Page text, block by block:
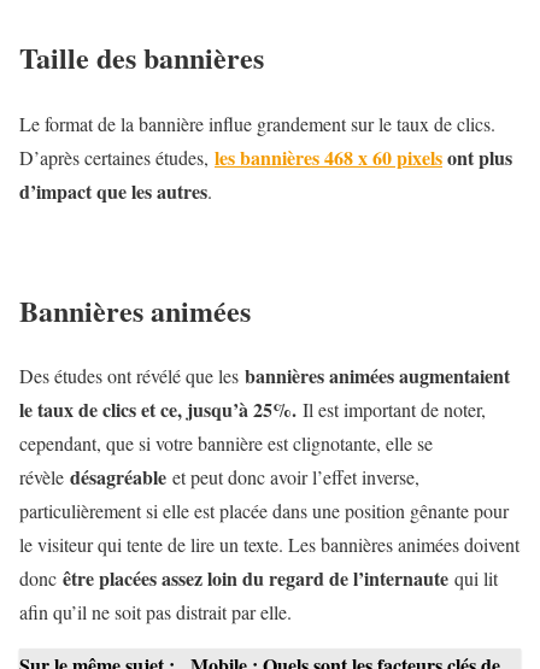
Taille des bannières
Le format de la bannière influe grandement sur le taux de clics.
D’après certaines études, les bannières 468 x 60 pixelsont plus
d’impact que les autres.
Bannières animées
Des études ont révélé que les bannières animées augmentaient
le taux de clics et ce, jusqu’à 25%. Il est important de noter,
cependant, que si votre bannière est clignotante, elle se
révèle désagréable et peut donc avoir l’effet inverse,
particulièrement si elle est placée dans une position gênante pour
le visiteur qui tente de lire un texte. Les bannières animées doivent
donc être placées assez loin du regard de l’internaute qui lit
afin qu’il ne soit pas distrait par elle.